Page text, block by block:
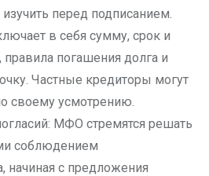
перед подписанием.
в себя сумму, срок и
правила погашения долга и
Частные кредиторы могут
своему усмотрению.
МФО стремятся решать
соблюдением
начиная с предложения